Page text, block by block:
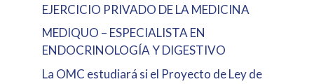
EJERCICIO PRIVADO DE LA MEDICINA
MEDIQUO – ESPECIALISTA EN
ENDOCRINOLOGÍA Y DIGESTIVO
La OMC estudiará si el Proyecto de Ley de